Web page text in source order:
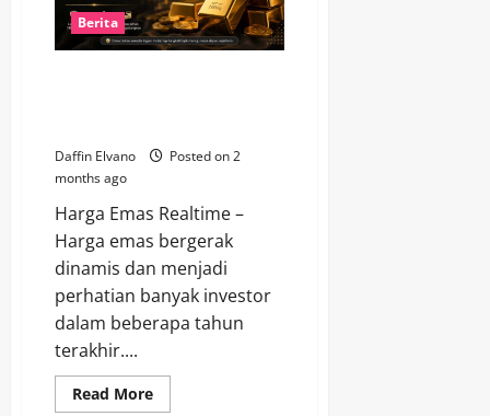
Investor,
Tren
Pasar
Mulai
Berita
Daffin Elvano
Posted on 2
months ago
Harga Emas Realtime –
Harga emas bergerak
dinamis dan menjadi
perhatian banyak investor
dalam beberapa tahun
terakhir....
Read MoreRead
more